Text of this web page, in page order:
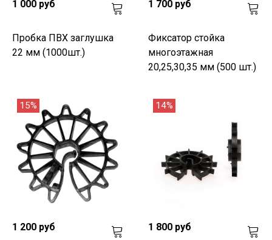
1 000 руб
Пробка ПВХ заглушка
22 мм (1000шт.)
1 700 руб
Фиксатор стойка
многоэтажная
20,25,30,35 мм (500 шт.)
15%
1 200 руб
14%
1 800 руб